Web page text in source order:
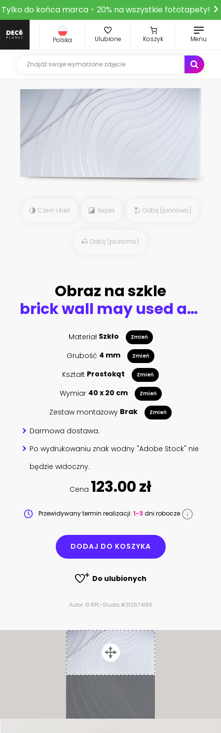
Tylko do końca marca - 20% na wszystkie fototapety!
Polska Ulubione Koszyk Menu
Czerń i biel Sepia Odbij (pionowo)
Odbij (poziomo)
Obraz na szkle
brick wall may used as background
Materiał Szkło Zmień
Grubość 4 mm Zmień
Kształt Prostokąt Zmień
Wymiar 40 x 20 cm Zmień
Zestaw montażowy Brak Zmień
Darmowa dostawa.
Po wydrukowaniu znak wodny "Adobe Stock" nie
będzie widoczny.
Cena 123.00 zł
Przewidywany termin realizacji: 1-3 dni robocze
DODAJ DO KOSZYKA
Do ulubionych
Autor: © RPL-Studio #312674185